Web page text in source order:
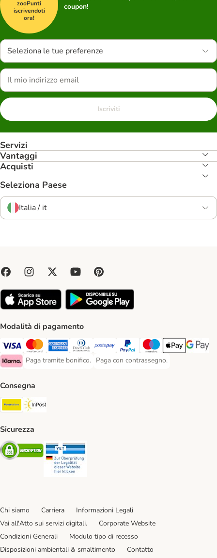
zooPunti
iscrivendoti
ora!
coupon!
Seleziona le tue preferenze
Iscriviti
Servizi
Vantaggi
Acquisti
Seleziona Paese
Italia / it
Modalità di pagamento
Paga con Visa. Payment Method
Paga con Mastercard. Payment Method
Paga con American Express. Payment Method
Paga con Diners Club. Payment Method
Paga con Postepay. Payment Method
Paga con PayPal. Payment
Paga con Maestro.
Apple PayGoogle
Klarna Payment Method
Paga tramite bonifico.
Paga tramite bonifico. Payment Method
Paga con contrassegno.
Paga con contrassegno. Payment
Consegna
Poste Italiane. Shipping Method
Sicurezza
Security
Chi siamo Carriera
Informazioni Legali
Vai all'Atto sui servizi digitali.
Corporate Website
Condizioni Generali
Modulo tipo di recesso
Disposizioni ambientali & smaltimento
Contatto